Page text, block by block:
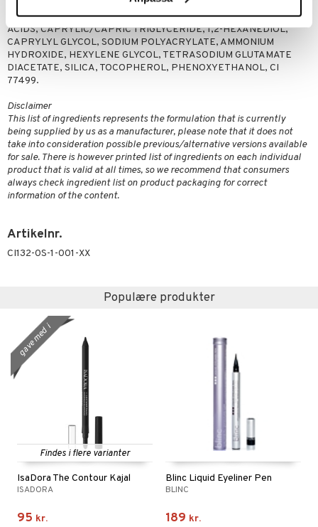
ETHYLHEXYLGLYCERIN, POLYMETHYL METHACRYLATE, PEG-6
CAPRYLIC/CAPRIC GLYCERIDES, SODIUM COCOYL APPLE AMINO
ACIDS, CAPRYLIC/CAPRIC TRIGLYCERIDE, 1,2-HEXANEDIOL,
CAPRYLYL GLYCOL, SODIUM POLYACRYLATE, AMMONIUM
HYDROXIDE, HEXYLENE GLYCOL, TETRASODIUM GLUTAMATE
DIACETATE, SILICA, TOCOPHEROL, PHENOXYETHANOL, CI
77499.
Disclaimer
This list of ingredients represents the formulation that is currently
being supplied by us as a manufacturer, please note that it does not
take into consideration possible previous/alternative versions available
for sale. There is however printed list of ingredients on each individual
product that is valid at all times, so we recommend that consumers
always check ingredient list on product packaging for correct
information of the content.
Artikelnr.
CI132-0S-1-001-XX
Populære produkter
Findes i flere varianter
IsaDora The Contour Kajal
ISADORA
95 kr.
g
a
v
e
m
e
d
i
k
ø
b
e
t
!
Blinc Liquid Eyeliner Pen
BLINC
189 kr.